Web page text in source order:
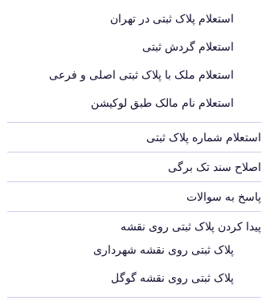
استعلام پلاک ثبتی در تهران
استعلام گردش ثبتی
استعلام ملک با پلاک ثبتی اصلی و فرعی
استعلام نام مالک طبق لوکیشن
استعلام شماره پلاک ثبتی
اصلاح سند تک برگی
پاسخ به سوالات
پیدا کردن پلاک ثبتی روی نقشه
پلاک ثبتی روی نقشه شهرداری
پلاک ثبتی روی نقشه گوگل